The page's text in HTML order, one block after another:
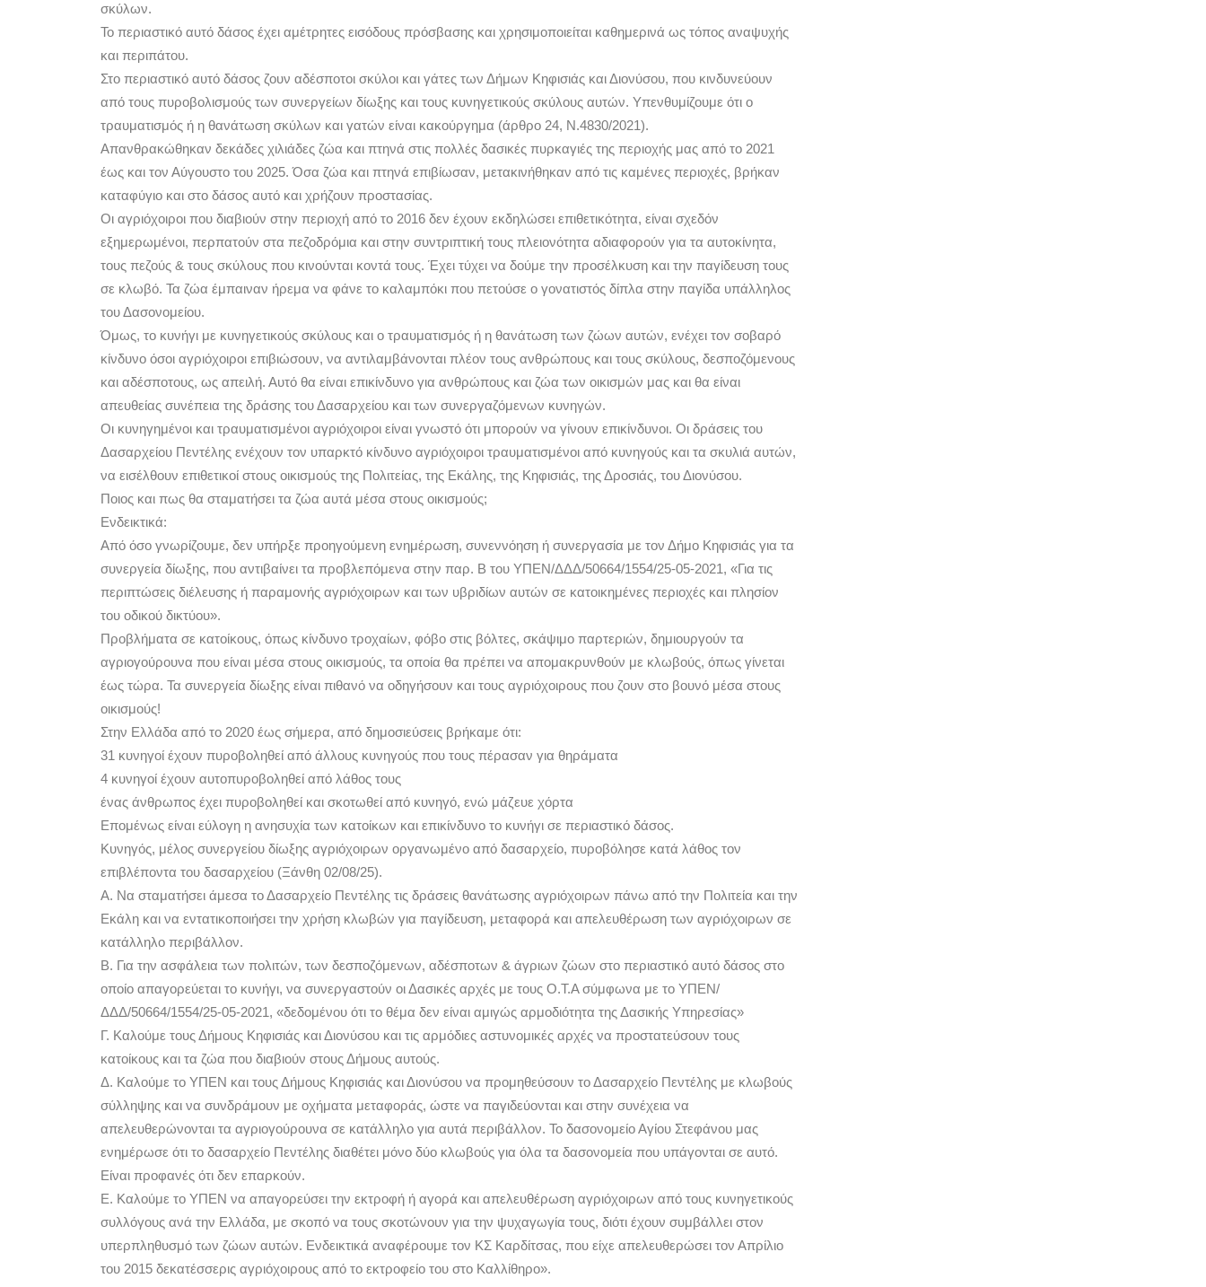
σκύλων.
Το περιαστικό αυτό δάσος έχει αμέτρητες εισόδους πρόσβασης και χρησιμοποιείται καθημερινά ως τόπος αναψυχής
και περιπάτου.
Στο περιαστικό αυτό δάσος ζουν αδέσποτοι σκύλοι και γάτες των Δήμων Κηφισιάς και Διονύσου, που κινδυνεύουν
από τους πυροβολισμούς των συνεργείων δίωξης και τους κυνηγετικούς σκύλους αυτών. Υπενθυμίζουμε ότι ο
τραυματισμός ή η θανάτωση σκύλων και γατών είναι κακούργημα (άρθρο 24, Ν.4830/2021).
Απανθρακώθηκαν δεκάδες χιλιάδες ζώα και πτηνά στις πολλές δασικές πυρκαγιές της περιοχής μας από το 2021
έως και τον Αύγουστο του 2025. Όσα ζώα και πτηνά επιβίωσαν, μετακινήθηκαν από τις καμένες περιοχές, βρήκαν
καταφύγιο και στο δάσος αυτό και χρήζουν προστασίας.
Οι αγριόχοιροι που διαβιούν στην περιοχή από το 2016 δεν έχουν εκδηλώσει επιθετικότητα, είναι σχεδόν
εξημερωμένοι, περπατούν στα πεζοδρόμια και στην συντριπτική τους πλειονότητα αδιαφορούν για τα αυτοκίνητα,
τους πεζούς & τους σκύλους που κινούνται κοντά τους. Έχει τύχει να δούμε την προσέλκυση και την παγίδευση τους
σε κλωβό. Τα ζώα έμπαιναν ήρεμα να φάνε το καλαμπόκι που πετούσε ο γονατιστός δίπλα στην παγίδα υπάλληλος
του Δασονομείου.
Όμως, το κυνήγι με κυνηγετικούς σκύλους και ο τραυματισμός ή η θανάτωση των ζώων αυτών, ενέχει τον σοβαρό
κίνδυνο όσοι αγριόχοιροι επιβιώσουν, να αντιλαμβάνονται πλέον τους ανθρώπους και τους σκύλους, δεσποζόμενους
και αδέσποτους, ως απειλή. Αυτό θα είναι επικίνδυνο για ανθρώπους και ζώα των οικισμών μας και θα είναι
απευθείας συνέπεια της δράσης του Δασαρχείου και των συνεργαζόμενων κυνηγών.
Οι κυνηγημένοι και τραυματισμένοι αγριόχοιροι είναι γνωστό ότι μπορούν να γίνουν επικίνδυνοι. Οι δράσεις του
Δασαρχείου Πεντέλης ενέχουν τον υπαρκτό κίνδυνο αγριόχοιροι τραυματισμένοι από κυνηγούς και τα σκυλιά αυτών,
να εισέλθουν επιθετικοί στους οικισμούς της Πολιτείας, της Εκάλης, της Κηφισιάς, της Δροσιάς, του Διονύσου.
Ποιος και πως θα σταματήσει τα ζώα αυτά μέσα στους οικισμούς;
Ενδεικτικά:
Από όσο γνωρίζουμε, δεν υπήρξε προηγούμενη ενημέρωση, συνεννόηση ή συνεργασία με τον Δήμο Κηφισιάς για τα
συνεργεία δίωξης, που αντιβαίνει τα προβλεπόμενα στην παρ. Β του ΥΠΕΝ/ΔΔΔ/50664/1554/25-05-2021, «Για τις
περιπτώσεις διέλευσης ή παραμονής αγριόχοιρων και των υβριδίων αυτών σε κατοικημένες περιοχές και πλησίον
του οδικού δικτύου».
Προβλήματα σε κατοίκους, όπως κίνδυνο τροχαίων, φόβο στις βόλτες, σκάψιμο παρτεριών, δημιουργούν τα
αγριογούρουνα που είναι μέσα στους οικισμούς, τα οποία θα πρέπει να απομακρυνθούν με κλωβούς, όπως γίνεται
έως τώρα. Τα συνεργεία δίωξης είναι πιθανό να οδηγήσουν και τους αγριόχοιρους που ζουν στο βουνό μέσα στους
οικισμούς!
Στην Ελλάδα από το 2020 έως σήμερα, από δημοσιεύσεις βρήκαμε ότι:
31 κυνηγοί έχουν πυροβοληθεί από άλλους κυνηγούς που τους πέρασαν για θηράματα
4 κυνηγοί έχουν αυτοπυροβοληθεί από λάθος τους
ένας άνθρωπος έχει πυροβοληθεί και σκοτωθεί από κυνηγό, ενώ μάζευε χόρτα
Επομένως είναι εύλογη η ανησυχία των κατοίκων και επικίνδυνο το κυνήγι σε περιαστικό δάσος.
Κυνηγός, μέλος συνεργείου δίωξης αγριόχοιρων οργανωμένο από δασαρχείο, πυροβόλησε κατά λάθος τον
επιβλέποντα του δασαρχείου (Ξάνθη 02/08/25).
Α. Να σταματήσει άμεσα το Δασαρχείο Πεντέλης τις δράσεις θανάτωσης αγριόχοιρων πάνω από την Πολιτεία και την
Εκάλη και να εντατικοποιήσει την χρήση κλωβών για παγίδευση, μεταφορά και απελευθέρωση των αγριόχοιρων σε
κατάλληλο περιβάλλον.
Β. Για την ασφάλεια των πολιτών, των δεσποζόμενων, αδέσποτων & άγριων ζώων στο περιαστικό αυτό δάσος στο
οποίο απαγορεύεται το κυνήγι, να συνεργαστούν οι Δασικές αρχές με τους Ο.Τ.Α σύμφωνα με το ΥΠΕΝ/
ΔΔΔ/50664/1554/25-05-2021, «δεδομένου ότι το θέμα δεν είναι αμιγώς αρμοδιότητα της Δασικής Υπηρεσίας»
Γ. Καλούμε τους Δήμους Κηφισιάς και Διονύσου και τις αρμόδιες αστυνομικές αρχές να προστατεύσουν τους
κατοίκους και τα ζώα που διαβιούν στους Δήμους αυτούς.
Δ. Καλούμε το ΥΠΕΝ και τους Δήμους Κηφισιάς και Διονύσου να προμηθεύσουν το Δασαρχείο Πεντέλης με κλωβούς
σύλληψης και να συνδράμουν με οχήματα μεταφοράς, ώστε να παγιδεύονται και στην συνέχεια να
απελευθερώνονται τα αγριογούρουνα σε κατάλληλο για αυτά περιβάλλον. Το δασονομείο Αγίου Στεφάνου μας
ενημέρωσε ότι το δασαρχείο Πεντέλης διαθέτει μόνο δύο κλωβούς για όλα τα δασονομεία που υπάγονται σε αυτό.
Είναι προφανές ότι δεν επαρκούν.
Ε. Καλούμε το ΥΠΕΝ να απαγορεύσει την εκτροφή ή αγορά και απελευθέρωση αγριόχοιρων από τους κυνηγετικούς
συλλόγους ανά την Ελλάδα, με σκοπό να τους σκοτώνουν για την ψυχαγωγία τους, διότι έχουν συμβάλλει στον
υπερπληθυσμό των ζώων αυτών. Ενδεικτικά αναφέρουμε τον ΚΣ Καρδίτσας, που είχε απελευθερώσει τον Απρίλιο
του 2015 δεκατέσσερις αγριόχοιρους από το εκτροφείο του στο Καλλίθηρο».